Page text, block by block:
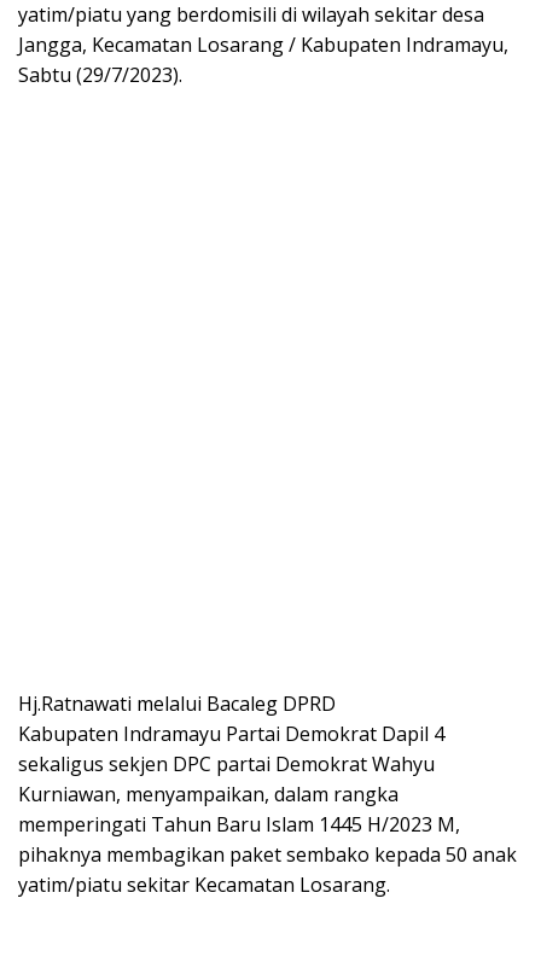
yatim/piatu yang berdomisili di wilayah sekitar desa
Jangga, Kecamatan Losarang / Kabupaten Indramayu,
Sabtu (29/7/2023).
Hj.Ratnawati melalui Bacaleg DPRD
Kabupaten Indramayu Partai Demokrat Dapil 4
sekaligus sekjen DPC partai Demokrat Wahyu
Kurniawan, menyampaikan, dalam rangka
memperingati Tahun Baru Islam 1445 H/2023 M,
pihaknya membagikan paket sembako kepada 50 anak
yatim/piatu sekitar Kecamatan Losarang.